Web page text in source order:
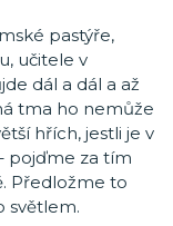
pastýře,
učitele v
dál a dál a až
tma ho nemůže
hřích, jestli je v
pojďme za tím
Předložme to
světlem.